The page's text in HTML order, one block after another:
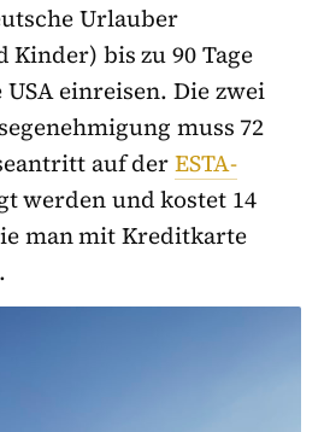
Urlauber
Kinder) bis zu 90 Tage
einreisen. Die zwei
muss 72
auf derESTA-
werden und kostet 14
man mit Kreditkarte